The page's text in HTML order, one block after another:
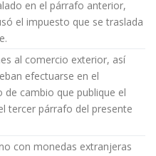
en el párrafo anterior,
el impuesto que se traslada
al comercio exterior, así
efectuarse en el
cambio que publique el
tercer párrafo del presente
con monedas extranjeras